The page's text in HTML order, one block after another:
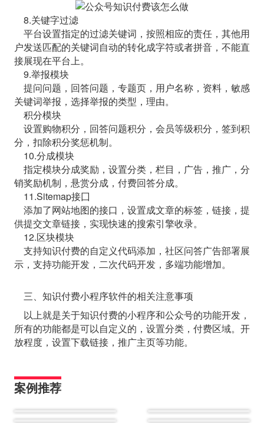
8.关键字过滤
平台设置指定的过滤关键词，按照相应的责任，其他用
户发送匹配的关键词自动的转化成字符或者拼音，不能直
接展现在平台上。
9.举报模块
提问问题，回答问题，专题页，用户名称，资料，敏感
关键词举报，选择举报的类型，理由。
积分模块
设置购物积分，回答问题积分，会员等级积分，签到积
分，扣除积分奖惩机制。
10.分成模块
指定模块分成奖励，设置分类，栏目，广告，推广，分
销奖励机制，悬赏分成，付费回答分成。
11.Sitemap接囗
添加了网站地图的接口，设置成文章的标签，链接，提
供提交文章链接，实现快速的搜索引擎收录。
12.区块模块
支持知识付费的自定义代码添加，社区问答广告部署展
示，支持功能开发，二次代码开发，多端功能增加。
三、知识付费小程序软件的相关注意事项
以上就是关于知识付费的小程序和公众号的功能开发，
所有的功能都是可以自定义的，设置分类，付费区域。开
放程度，设置下载链接，推广主页等功能。
案例推荐